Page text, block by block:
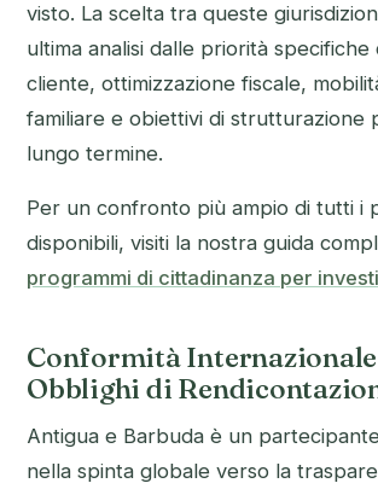
visto. La scelta tra queste
ultima analisi dalle priorità specifiche
cliente, ottimizzazione fiscale,
familiare e obiettivi di strutturazione
lungo termine.
Per un confronto più ampio di tutti i
disponibili, visiti la nostra guida
programmi di cittadinanza per
Conformità Internazionale
Obblighi di
Antigua e Barbuda è un
nella spinta globale verso la